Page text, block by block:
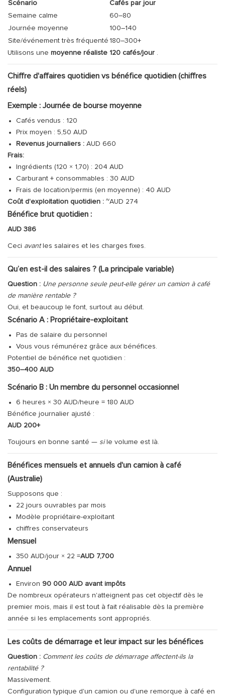
Scénario
Cafés par jour
Semaine calme
60–80
Journée moyenne
100–140
Site/événement très fréquenté 180–300+
Utilisons une moyenne réaliste 120 cafés/jour .
Chiffre d'affaires quotidien vs bénéfice quotidien (chiffres
réels)
Exemple : Journée de bourse moyenne
Cafés vendus : 120
Prix ​​moyen : 5,50 AUD
Revenus journaliers :AUD 660
Frais:
Ingrédients (120 × 1,70) : 204 AUD
Carburant + consommables : 30 AUD
Frais de location/permis (en moyenne) : 40 AUD
Coût d'exploitation quotidien : ~AUD 274
Bénéfice brut quotidien :
AUD 386
Ceci avantles salaires et les charges fixes.
Qu’en est-il des salaires ? (La principale variable)
Question : Une personne seule peut-elle gérer un camion à café
de manière rentable ?
Oui, et beaucoup le font, surtout au début.
Scénario A : Propriétaire-exploitant
Pas de salaire du personnel
Vous vous rémunérez grâce aux bénéfices.
Potentiel de bénéfice net quotidien :
350–400 AUD
Scénario B : Un membre du personnel occasionnel
6 heures × 30 AUD/heure = 180 AUD
Bénéfice journalier ajusté :
AUD 200+
Toujours en bonne santé — sile volume est là.
Bénéfices mensuels et annuels d'un camion à café
(Australie)
Supposons que :
22 jours ouvrables par mois
Modèle propriétaire-exploitant
chiffres conservateurs
Mensuel
350 AUD/jour × 22 =AUD 7,700
Annuel
Environ 90 000 AUD avant impôts
De nombreux opérateurs n'atteignent pas cet objectif dès le
premier mois, mais il est tout à fait réalisable dès la première
année si les emplacements sont appropriés.
Les coûts de démarrage et leur impact sur les bénéfices
Question : Comment les coûts de démarrage affectent-ils la
rentabilité ?
Massivement.
Configuration typique d'un camion ou d'une remorque à café en